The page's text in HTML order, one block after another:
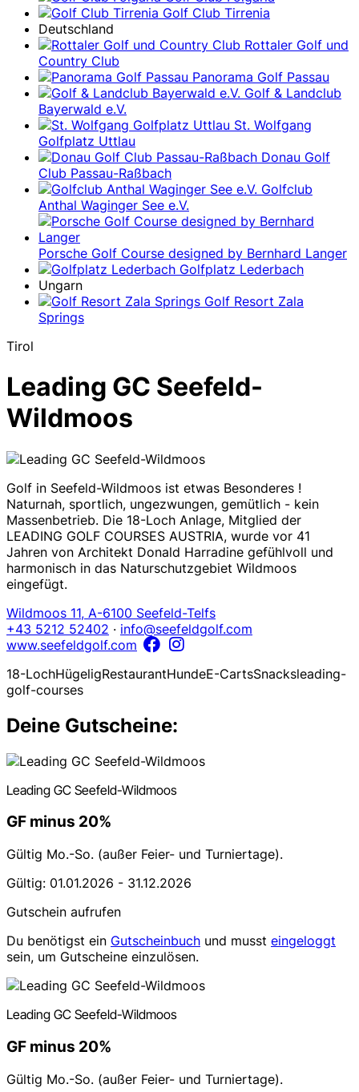
Golf Club Tirrenia
Deutschland
Rottaler Golf und
Country Club
Panorama Golf Passau
Golf & Landclub
Bayerwald e.V.
St. Wolfgang
Golfplatz Uttlau
Donau Golf
Club Passau-Raßbach
Golfclub
Anthal Waginger See e.V.
Porsche Golf Course designed by Bernhard Langer
Golfplatz Lederbach
Ungarn
Golf Resort Zala
Springs
Tirol
Leading GC Seefeld-
Wildmoos
Golf in Seefeld-Wildmoos ist etwas Besonderes !
Naturnah, sportlich, ungezwungen, gemütlich - kein
Massenbetrieb. Die 18-Loch Anlage, Mitglied der
LEADING GOLF COURSES AUSTRIA, wurde vor 41
Jahren von Architekt Donald Harradine gefühlvoll und
harmonisch in das Naturschutzgebiet Wildmoos
eingefügt.
Wildmoos 11, A-6100 Seefeld-Telfs
+43 5212 52402 · info@seefeldgolf.com
www.seefeldgolf.com
18-LochHügeligRestaurantHundeE-CartsSnacksleading-
golf-courses
Deine Gutscheine:
Leading GC Seefeld-Wildmoos
GF minus 20%
Gültig Mo.-So. (außer Feier- und Turniertage).
Gültig: 01.01.2026 - 31.12.2026
Gutschein aufrufen
Du benötigst ein Gutscheinbuch und musst eingeloggt
sein, um Gutscheine einzulösen.
Leading GC Seefeld-Wildmoos
GF minus 20%
Gültig Mo.-So. (außer Feier- und Turniertage).